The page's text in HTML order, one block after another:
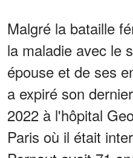
Malgré la bataille
la maladie avec le
épouse et de ses
a expiré son
2022 à l'hôpital
Paris où il était